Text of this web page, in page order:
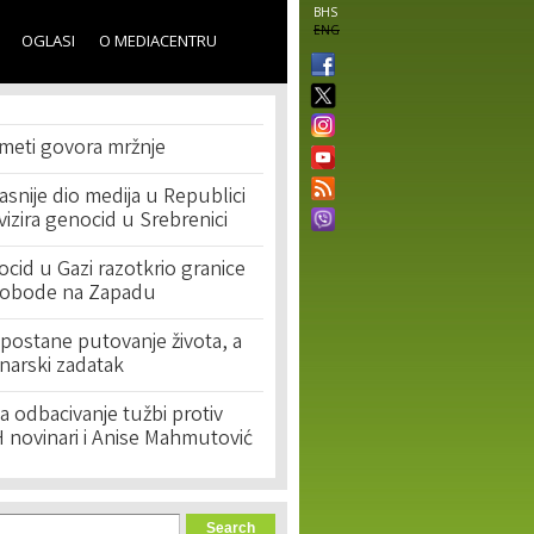
BHS
ENG
OGLASI O MEDIACENTRU
govora mržnje
dio medija u Republici
genocid u Srebrenici
u Gazi razotkrio granice
na Zapadu
putovanje života, a
zadatak
odbacivanje tužbi protiv
novinari i Anise Mahmutović